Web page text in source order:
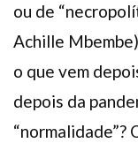
ou de
Achille
o que vem
depois da
“normalidade”?